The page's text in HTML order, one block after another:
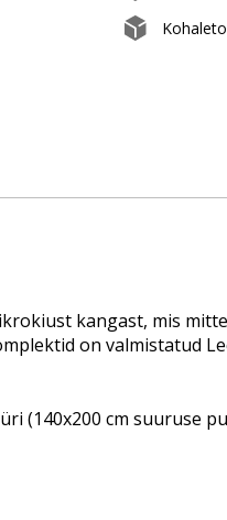
kangast, mis
on valmistatud
(140x200 cm suuruse